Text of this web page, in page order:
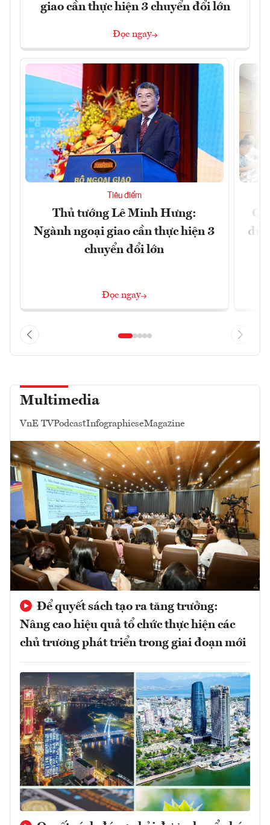
giao cần thực hiện 3 chuyển đổi lớn
Đọc ngay
Tiêu điểm
Thủ tướng Lê Minh Hưng:
Ngành ngoại giao cần thực hiện 3
chuyển đổi lớn
Đọc ngay
đủ
Multimedia
VnE TVPodcastInfographicseMagazine
Để quyết sách tạo ra tăng trưởng:
Nâng cao hiệu quả tổ chức thực hiện các
chủ trương phát triển trong giai đoạn mới